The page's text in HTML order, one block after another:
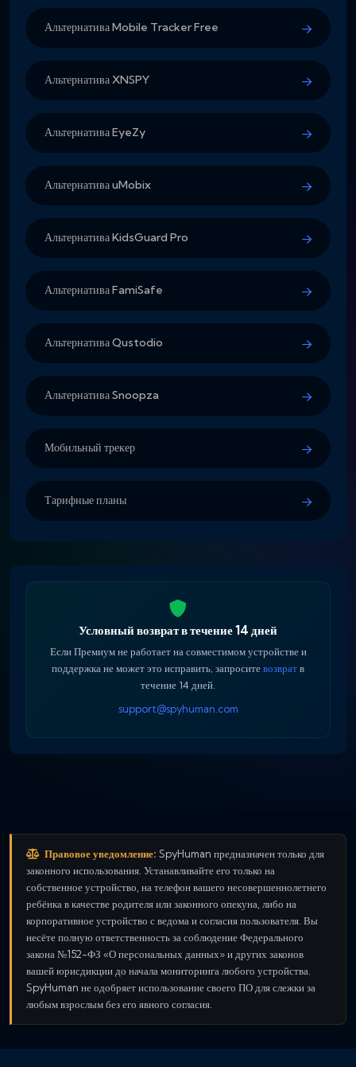
Альтернатива Mobile Tracker Free
Альтернатива XNSPY
Альтернатива EyeZy
Альтернатива uMobix
Альтернатива KidsGuard Pro
Альтернатива FamiSafe
Альтернатива Qustodio
Альтернатива Snoopza
Мобильный трекер
Тарифные планы
Условный возврат в течение 14 дней
Если Премиум не работает на совместимом устройстве и
поддержка не может это исправить, запросите возврат в
течение 14 дней.
support@spyhuman.com
Правовое уведомление: SpyHuman предназначен только для
законного использования. Устанавливайте его только на
собственное устройство, на телефон вашего несовершеннолетнего
ребёнка в качестве родителя или законного опекуна, либо на
корпоративное устройство с ведома и согласия пользователя. Вы
несёте полную ответственность за соблюдение Федерального
закона №152-ФЗ «О персональных данных» и других законов
вашей юрисдикции до начала мониторинга любого устройства.
SpyHuman не одобряет использование своего ПО для слежки за
любым взрослым без его явного согласия.